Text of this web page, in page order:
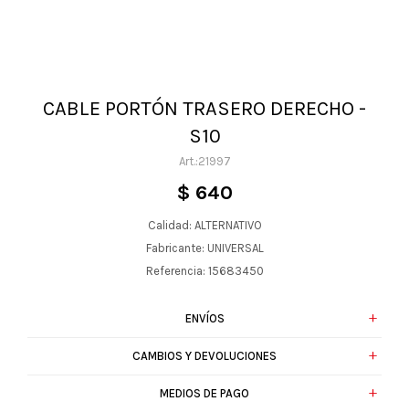
CABLE PORTÓN TRASERO DERECHO -
S10
21997
$ 640
Calidad: ALTERNATIVO
Fabricante: UNIVERSAL
Referencia: 15683450
ENVÍOS
CAMBIOS Y DEVOLUCIONES
MEDIOS DE PAGO